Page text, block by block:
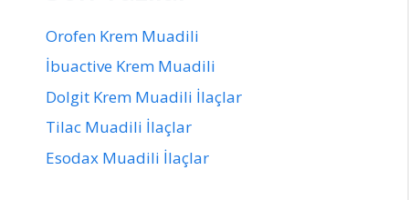
Orofen Krem Muadili
İbuactive Krem Muadili
Dolgit Krem Muadili İlaçlar
Tilac Muadili İlaçlar
Esodax Muadili İlaçlar